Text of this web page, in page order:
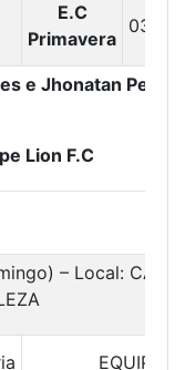
E.C
Primavera
03
e Jhonatan
Lion F.C
– Local:
EQUIPES